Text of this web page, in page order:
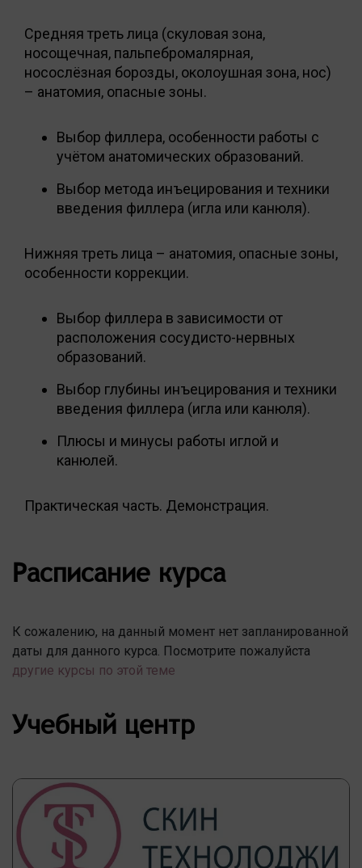
Средняя треть лица (скуловая зона,
носощечная, пальпебромалярная,
носослёзная борозды, околоушная зона, нос)
– анатомия, опасные зоны.
Выбор филлера, особенности работы с
учётом анатомических образований.
Выбор метода инъецирования и техники
введения филлера (игла или канюля).
Нижняя треть лица – анатомия, опасные зоны,
особенности коррекции.
Выбор филлера в зависимости от
расположения сосудисто-нервных
образований.
Выбор глубины инъецирования и техники
введения филлера (игла или канюля).
Плюсы и минусы работы иглой и
канюлей.
Практическая часть. Демонстрация.
Расписание курса
К сожалению, на данный момент нет запланированной
даты для данного курса. Посмотрите пожалуйста
другие курсы по этой теме
Учебный центр